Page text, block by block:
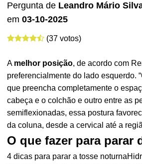
Pergunta de Leandro Mário
em03-10-2025
(37 votos)
A melhor posição, de acordo com
preferencialmente do lado esquerdo.
que preencha completamente o
cabeça e o colchão e outro entre as
semiflexionadas, essa postura
da coluna, desde a cervical até a
O que fazer para parar
4 dicas para parar a tosse